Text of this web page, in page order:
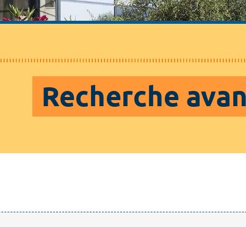
Recherche